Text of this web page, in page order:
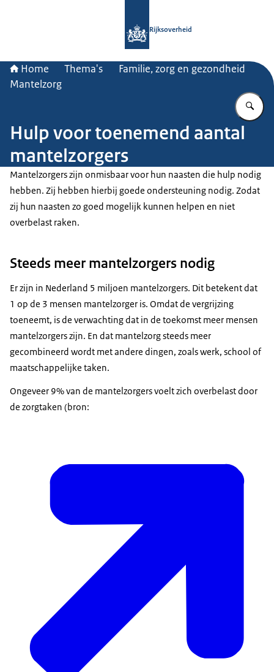
Rijksoverheid
Home Thema's
Familie, zorg en gezondheid
Mantelzorg
Hulp voor toenemend aantal
mantelzorgers
Mantelzorgers zijn onmisbaar voor hun naasten die hulp nodig
hebben. Zij hebben hierbij goede ondersteuning nodig. Zodat
zij hun naasten zo goed mogelijk kunnen helpen en niet
overbelast raken.
Steeds meer mantelzorgers nodig
Er zijn in Nederland 5 miljoen mantelzorgers. Dit betekent dat
1 op de 3 mensen mantelzorger is. Omdat de vergrijzing
toeneemt, is de verwachting dat in de toekomst meer mensen
mantelzorgers zijn. En dat mantelzorg steeds meer
gecombineerd wordt met andere dingen, zoals werk, school of
maatschappelijke taken.
Ongeveer 9% van de mantelzorgers voelt zich overbelast door
de zorgtaken (bron: